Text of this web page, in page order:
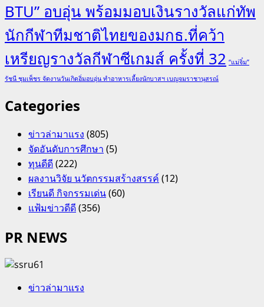
BTU” อบอุ่น พร้อมมอบเงินรางวัลแก่ทัพ
นักกีฬาทีมชาติไทยของมกธ.ที่คว้า
เหรียญรางวัลกีฬาซีเกมส์ ครั้งที่ 32 “แม่จิ๋ม”
รัชนี ชุมเพ็ชร จัดงานวันเกิดอิ่มอบอุ่น ทำอาหารเลี้ยงนักบาสฯ เบญจมราชานุสรณ์
Categories
ข่าวล่ามาแรง (805)
จัดอันดับการศึกษา (5)
ทุนดีดี(222)
ผลงานวิจัย นวัตกรรมสร้างสรรค์(12)
เรียนดี กิจกรรมเด่น(60)
แฟ้มข่าวดีดี(356)
PR NEWS
ข่าวล่ามาแรง